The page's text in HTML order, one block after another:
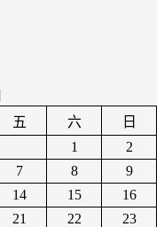
五 六
日
1
2
7 8
9
14 15
16
21 22
23